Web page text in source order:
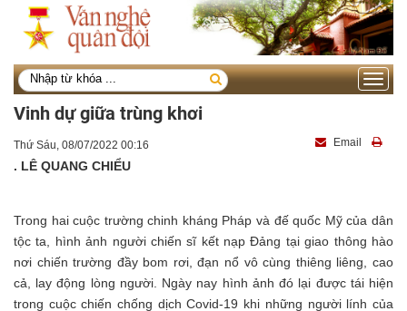
Toggle
Vinh dự giữa trùng khơi
Thứ Sáu, 08/07/2022 00:16 Email
. LÊ QUANG CHIỂU
Trong hai cuộc trường chinh kháng Pháp và đế quốc Mỹ của dân
tộc ta, hình ảnh người chiến sĩ kết nạp Đảng tại giao thông hào
nơi chiến trường đầy bom rơi, đạn nổ vô cùng thiêng liêng, cao
cả, lay động lòng người. Ngày nay hình ảnh đó lại được tái hiện
trong cuộc chiến chống dịch Covid-19 khi những người lính của